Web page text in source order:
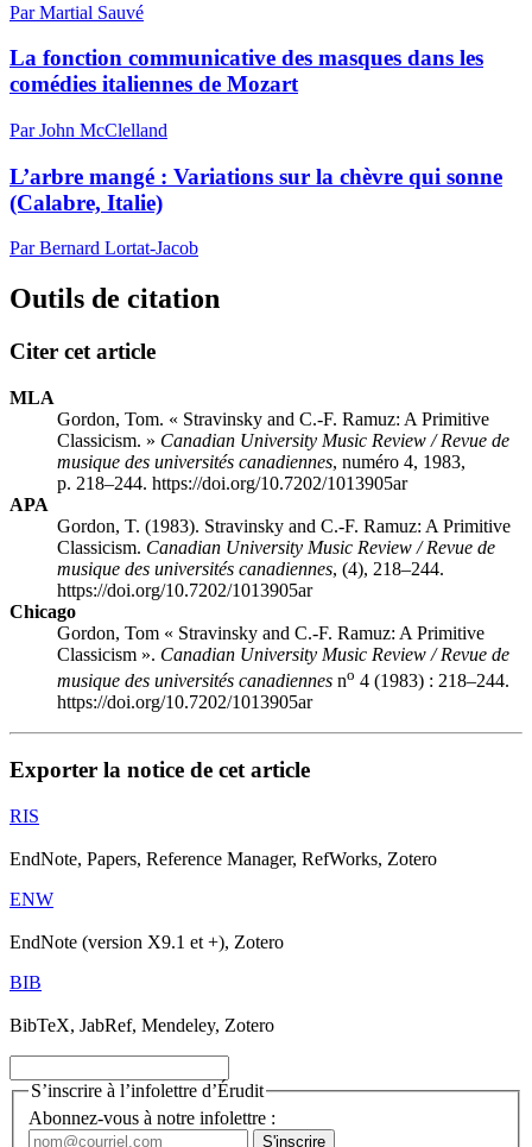
Par Martial Sauvé
La fonction communicative des masques dans les
comédies italiennes de Mozart
Par John McClelland
L’arbre mangé : Variations sur la chèvre qui sonne
(Calabre, Italie)
Par Bernard Lortat-Jacob
Outils de citation
Citer cet article
MLA
Gordon, Tom. « Stravinsky and C.-F. Ramuz: A Primitive
Classicism. » Canadian University Music Review / Revue de
musique des universités canadiennes, numéro 4, 1983,
p. 218–244. https://doi.org/10.7202/1013905ar
APA
Gordon, T. (1983). Stravinsky and C.-F. Ramuz: A Primitive
Classicism. Canadian University Music Review / Revue de
musique des universités canadiennes, (4), 218–244.
https://doi.org/10.7202/1013905ar
Chicago
Gordon, Tom « Stravinsky and C.-F. Ramuz: A Primitive
Classicism ». Canadian University Music Review / Revue de
musique des universités canadiennes no 4 (1983) : 218–244.
https://doi.org/10.7202/1013905ar
Exporter la notice de cet article
RIS
EndNote, Papers, Reference Manager, RefWorks, Zotero
ENW
EndNote (version X9.1 et +), Zotero
BIB
BibTeX, JabRef, Mendeley, Zotero
S’inscrire à l’infolettre d’Érudit
Abonnez-vous à notre infolettre :